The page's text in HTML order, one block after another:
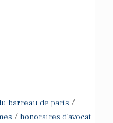
barreau de paris /
/ honoraires d'avocat